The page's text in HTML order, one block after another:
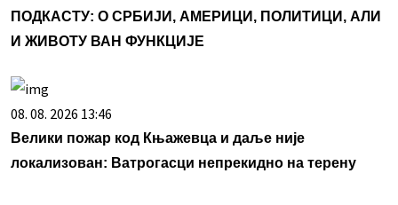
ПОДКАСТУ: О СРБИЈИ, АМЕРИЦИ, ПОЛИТИЦИ, АЛИ
И ЖИВОТУ ВАН ФУНКЦИЈЕ
08. 08. 2026 13:46
Велики пожар код Књажевца и даље није
локализован: Ватрогасци непрекидно на терену